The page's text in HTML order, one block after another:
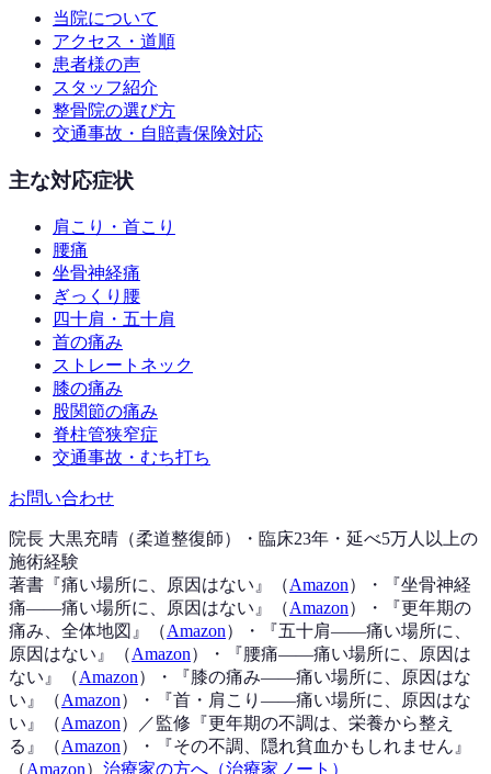
当院について
アクセス・道順
患者様の声
スタッフ紹介
整骨院の選び方
交通事故・自賠責保険対応
主な対応症状
肩こり・首こり
腰痛
坐骨神経痛
ぎっくり腰
四十肩・五十肩
首の痛み
ストレートネック
膝の痛み
股関節の痛み
脊柱管狭窄症
交通事故・むち打ち
お問い合わせ
院長 大黒充晴（柔道整復師）・臨床23年・延べ5万人以上の
施術経験
著書『痛い場所に、原因はない 』（Amazon） ・『坐骨神経
痛——痛い場所に、原因はない 』（Amazon） ・『更年期の
痛み、全体地図 』（Amazon） ・『五十肩——痛い場所に、
原因はない 』（Amazon） ・『腰痛——痛い場所に、原因は
ない 』（Amazon） ・『膝の痛み——痛い場所に、原因はな
い 』（Amazon） ・『首・肩こり——痛い場所に、原因はな
い 』（Amazon） ／監修『更年期の不調は、栄養から整え
る 』（Amazon） ・『その不調、隠れ貧血かもしれません 』
（Amazon） 治療家の方へ（治療家ノート）